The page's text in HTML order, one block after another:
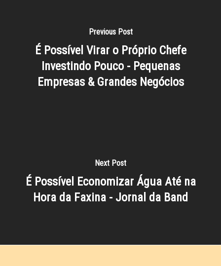
Previous Post
É Possível Virar o Próprio Chefe
Investindo Pouco - Pequenas
Empresas & Grandes Negócios
Next Post
É Possível Economizar Água Até na
Hora da Faxina - Jornal da Band